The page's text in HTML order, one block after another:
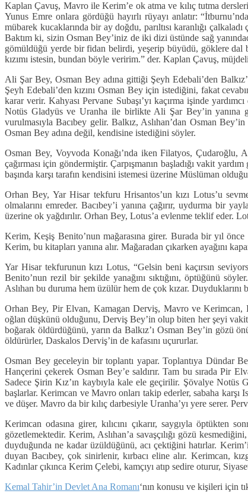
Kaplan Çavuş, Mavro ile Kerim’e ok atma ve kılıç tutma
Yunus Emre onlara gördüğü hayırlı rüyayı anlatır:
mübarek kucaklarında bir ay doğdu, parıltısı karanlığı
Baktım ki, sizin Osman Bey’iniz de iki dizi üstünde sağ
gömüldüğü yerde bir fidan belirdi, yeşerip büyüdü, göklere dal
kızımı istesin, bundan böyle veririm.” der. Kaplan Çavuş,
Ali Şar Bey, Osman Bey adına gittiği Şeyh Edebali’den
Şeyh Edebali’den kızını Osman Bey için istediğini, fakat
karar verir. Kahyası Pervane Subaşı’yı kaçırma işinde
Notüs Gladyüs ve Uranha ile birlikte Ali Şar Bey’in yanına
vurulmasıyla Bacıbey gelir. Balkız, Aslıhan’dan Osman
Osman Bey adına değil, kendisine istediğini söyler.
Osman Bey, Voyvoda Konağı’nda iken Filatyos, Çudaroğlu,
çağırması için göndermiştir. Çarpışmanın başladığı vakit
başında karşı tarafın kendisini istemesi üzerine Müslüman
Orhan Bey, Yar Hisar tekfuru Hrisantos’un kızı Lotus’u
olmalarını emreder. Bacıbey’i yanına çağırır, uydurma bir
üzerine ok yağdırılır. Orhan Bey, Lotus’a evlenme teklif eder.
Kerim, Keşiş Benito’nun mağarasına girer. Burada bir yıl
Kerim, bu kitapları yanına alır. Mağaradan çıkarken ayağını
Yar Hisar tekfurunun kızı Lotus, “Gelsin beni kaçırsın
Benito’nun rezil bir şekilde yanağını sıktığını, öptüğünü
Aslıhan bu duruma hem üzülür hem de çok kızar. Duyduklarını
Orhan Bey, Pir Elvan, Kamagan Derviş, Mavro ve Kerimcan,
oğlan düşkünü olduğunu, Derviş Bey’in olup biten her şeyi
boğarak öldürdüğünü, yarın da Balkız’ı Osman Bey’in gözü
öldürürler, Daskalos Derviş’in de kafasını uçururlar.
Osman Bey geceleyin bir toplantı yapar. Toplantıya Dündar
Hançerini çekerek Osman Bey’e saldırır. Tam bu sırada Pir
Sadece Şirin Kız’ın kaybıyla kale ele geçirilir. Şövalye
başlarlar. Kerimcan ve Mavro onları takip ederler, sabaha karşı
ve düşer. Mavro da bir kılıç darbesiyle Uranha’yı yere serer.
Kerimcan odasına girer, kılıcını çıkarır, saygıyla öptükten
gözetlemektedir. Kerim, Aslıhan’a savaşçılığı gözü
duyduğunda ne kadar üzüldüğünü, acı çektiğini hatırlar.
duyan Bacıbey, çok sinirlenir, kırbacı eline alır. Kerimcan,
Kadınlar çıkınca Kerim Çelebi, kamçıyı atıp sedire oturur,
Kemal Tahir’in Devlet Ana Romanı‘nın konusu ve kişileri için